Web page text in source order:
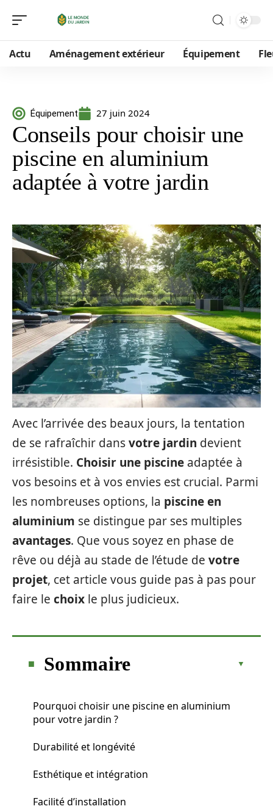
Actu Aménagement extérieur Équipement
Équipement 27 juin 2024
Conseils pour choisir une
piscine en aluminium
adaptée à votre jardin
Avec l’arrivée des beaux jours, la tentation
de se rafraîchir dansvotre jardin devient
irrésistible. Choisir une piscine adaptée à
vos besoins et à vos envies est crucial. Parmi
les nombreuses options, la piscine en
aluminium se distingue par ses multiples
avantages. Que vous soyez en phase de
rêve ou déjà au stade de l’étude de votre
projet, cet article vous guide pas à pas pour
faire le choix le plus judicieux.
Sommaire
Pourquoi choisir une piscine en aluminium
pour votre jardin ?
Durabilité et longévité
Esthétique et intégration
Facilité d’installation